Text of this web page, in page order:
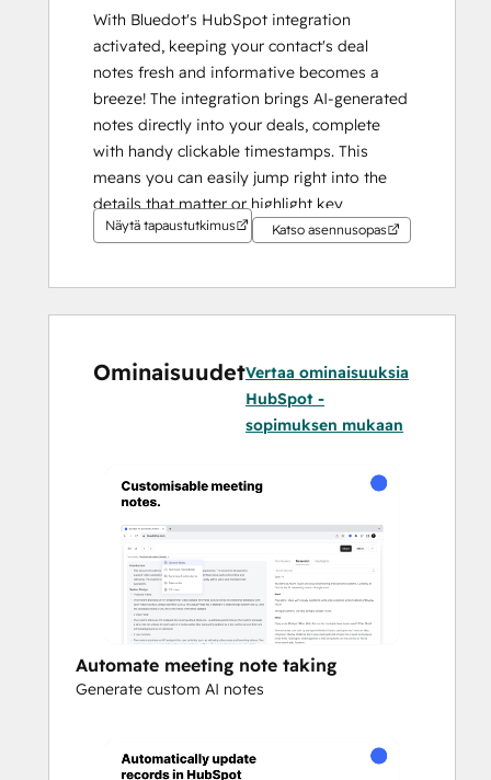
With Bluedot's HubSpot integration
activated, keeping your contact's deal
notes fresh and informative becomes a
breeze! The integration brings AI-generated
notes directly into your deals, complete
with handy clickable timestamps. This
means you can easily jump right into the
details that matter or highlight key
moments in no time at all.
Näytä tapaustutkimus Katso asennusopas
OminaisuudetVertaa ominaisuuksia
HubSpot -
sopimuksen mukaan
Automate meeting note taking
Generate custom AI notes